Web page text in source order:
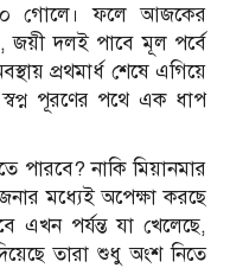
৮-০ গোলে। ফলে আজকের
জয়ী দলই পাবে মূল পর্বে
প্রথমার্ধ শেষে এগিয়ে
পূরণের পথে এক ধাপ
পারবে? নাকি মিয়ানমার
মধ্যেই অপেক্ষা করছে
এখন পর্যন্ত যা খেলেছে,
তারা শুধু অংশ নিতে